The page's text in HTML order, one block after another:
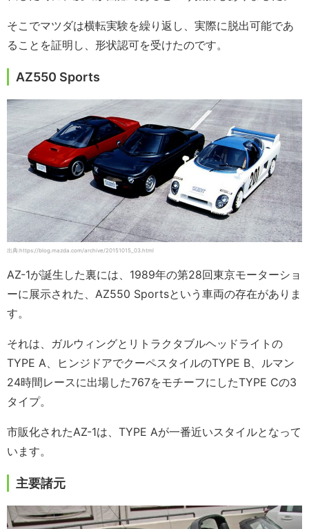
そこでマツダは横転実験を繰り返し、実際に脱出可能であ
ることを証明し、形状認可を受けたのです。
AZ550 Sports
出典:https://blog.mazda.com/archive/20151015_03.html
AZ-1が誕生した裏には、1989年の第28回東京モーターショ
ーに展示された、AZ550 Sportsという車両の存在がありま
す。
それは、ガルウィングとリトラクタブルヘッドライトの
TYPE A、ヒンジドアでクーペスタイルのTYPE B、ルマン
24時間レースに出場した767をモチーフにしたTYPE Cの3
タイプ。
市販化されたAZ-1は、TYPE Aが一番近いスタイルとなって
います。
主要諸元